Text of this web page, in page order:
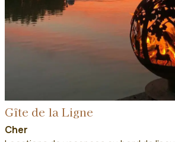
Gîte de la Ligne
Cher